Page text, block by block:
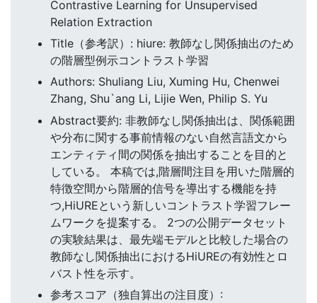
Contrastive Learning for Unsupervised
Relation Extraction
Title（参考訳）: hiure: 教師なし関係抽出のため
の階層型例示コントラスト学習
Authors: Shuliang Liu, Xuming Hu, Chenwei
Zhang, Shu`ang Li, Lijie Wen, Philip S. Yu
Abstract要約: 非教師なし関係抽出は、関係範囲
や分布に関する事前情報のない自然言語文から
エンティティ間の関係を抽出することを目的と
している。 本稿では,階層間注目を用いた階層的
特徴空間から階層的信号を導出する機能を持
つ,HiUREという新しいコントラスト学習フレー
ムワークを提案する。 2つの公開データセット
の実験結果は、最先端モデルと比較した場合の
教師なし関係抽出におけるHiUREの有効性とロ
バスト性を示す。
参考スコア（独自算出の注目度）: